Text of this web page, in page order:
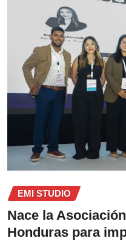
EMI STUDIO
Nace la
Honduras para